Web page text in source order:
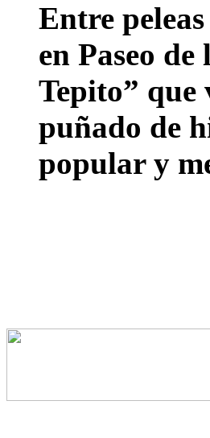
Entre
en Paseo
Tepito”
puñado de
popular y